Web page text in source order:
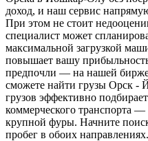
доход, и наш сервис
При этом не стоит
специалист может
максимальной загрузкой
повышает вашу
предпочли — на нашей бирже
сможете найти грузы Орск -
грузов эффективно
коммерческого транспорта
крупной фуры. Начните
пробег в обоих направлениях.